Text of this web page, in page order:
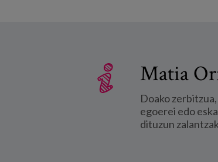
Matia
Doako
egoerei edo
dituzun